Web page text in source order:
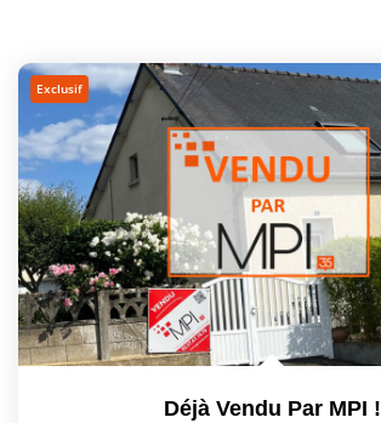
Exclusif
Déjà Vendu Par MPI !